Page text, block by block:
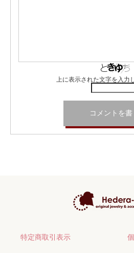
上に表示された文字を入力
特定商取引表示